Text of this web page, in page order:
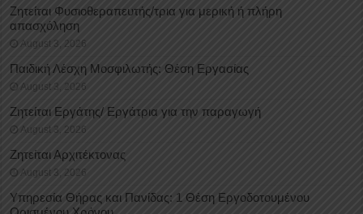
Ζητείται Φυσιοθεραπευτής/τρια για μερική ή πλήρη
απασχόληση
August 3, 2026
Παιδική Λέσχη Μοσφιλωτής: Θέση Εργασίας
August 3, 2026
Ζητείται Εργάτης/ Εργάτρια για την παραγωγή
August 3, 2026
Ζητείται Αρχιτέκτονας
August 3, 2026
Υπηρεσία Θήρας και Πανίδας: 1 Θέση Eργοδοτουμένου